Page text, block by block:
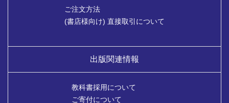
ご注文方法
(書店様向け) 直接取引について
出版関連情報
教科書採用について
ご寄付について